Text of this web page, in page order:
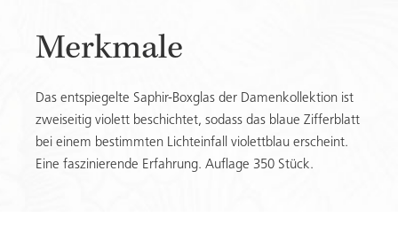
Merkmale
Das entspiegelte Saphir-Boxglas der Damenkollektion ist
zweiseitig violett beschichtet, sodass das blaue Zifferblatt
bei einem bestimmten Lichteinfall violettblau erscheint.
Eine faszinierende Erfahrung. Auflage 350 Stück.